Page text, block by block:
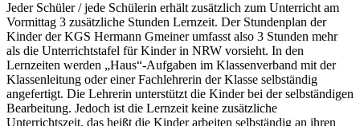
Jeder Schüler / jede Schülerin erhält zusätzlich zum Unterricht am
Vormittag 3 zusätzliche Stunden Lernzeit. Der Stundenplan der
Kinder der KGS Hermann Gmeiner umfasst also 3 Stunden mehr
als die Unterrichtstafel für Kinder in NRW vorsieht. In den
Lernzeiten werden „Haus“-Aufgaben im Klassenverband mit der
Klassenleitung oder einer Fachlehrerin der Klasse selbständig
angefertigt. Die Lehrerin unterstützt die Kinder bei der selbständigen
Bearbeitung. Jedoch ist die Lernzeit keine zusätzliche
Unterrichtszeit, das heißt die Kinder arbeiten selbständig an ihren